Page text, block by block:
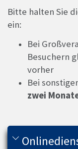
Bitte halten Sie
ein:
Bei
Besuchern
vorher
Bei
zwei